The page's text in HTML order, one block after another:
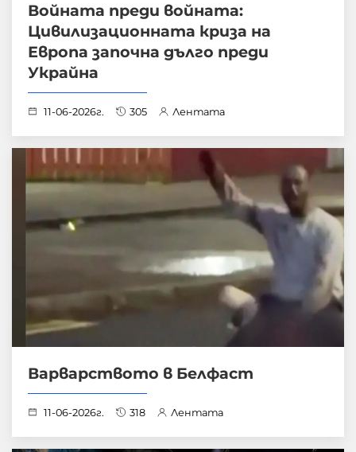
Войната преди войната:
Цивилизационната криза на
Европа започна дълго преди
Украйна
11-06-2026г. 305 Лентата
Варварството в Белфаст
11-06-2026г. 318 Лентата